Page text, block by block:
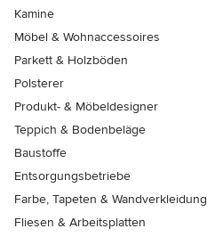
Kamine
Möbel & Wohnaccessoires
Parkett & Holzböden
Polsterer
Produkt- & Möbeldesigner
Teppich & Bodenbeläge
Baustoffe
Entsorgungsbetriebe
Farbe, Tapeten & Wandverkleidung
Fliesen & Arbeitsplatten